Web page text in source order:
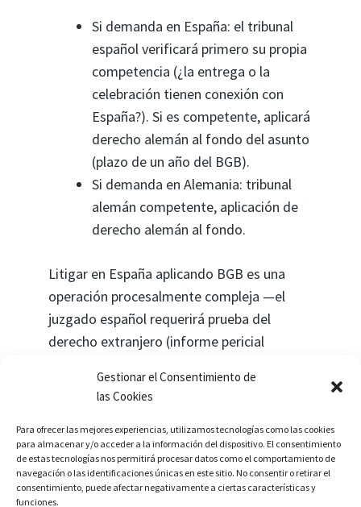
Gestionar el Consentimiento de
las Cookies
Para ofrecer las mejores experiencias, utilizamos tecnologías como las cookies
para almacenar y/o acceder a la información del dispositivo. El consentimiento
de estas tecnologías nos permitirá procesar datos como el comportamiento de
navegación o las identificaciones únicas en este sitio. No consentir o retirar el
consentimiento, puede afectar negativamente a ciertas características y
funciones.
Si demanda en España: el tribunal
español verificará primero su propia
competencia (¿la entrega o la
celebración tienen conexión con
España?). Si es competente, aplicará
derecho alemán al fondo del asunto
(plazo de un año del BGB).
Si demanda en Alemania: tribunal
alemán competente, aplicación de
derecho alemán al fondo.
Litigar en España aplicando BGB es una
operación procesalmente compleja —el
juzgado español requerirá prueba del
derecho extranjero (informe pericial
ventaja es disponer del año del BGB en
Compras a través de
mediadores en España